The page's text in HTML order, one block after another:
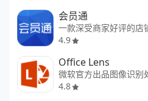
会员通
4.9
Office Lens
4.8